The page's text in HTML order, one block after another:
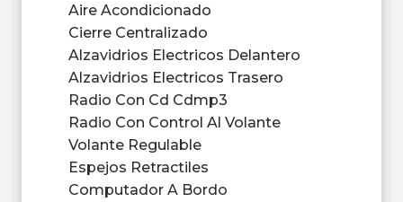
Aire Acondicionado
Cierre Centralizado
Alzavidrios Electricos Delantero
Alzavidrios Electricos Trasero
Radio Con Cd Cdmp3
Radio Con Control Al Volante
Volante Regulable
Espejos Retractiles
Computador A Bordo